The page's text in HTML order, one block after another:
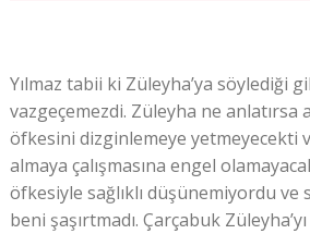
Yılmaz tabii ki Züleyha’ya söylediği
vazgeçemezdi. Züleyha ne anlatırsa
öfkesini dizginlemeye yetmeyecekti
almaya çalışmasına engel
öfkesiyle sağlıklı düşünemiyordu ve
beni şaşırtmadı. Çarçabuk Züleyha’yı